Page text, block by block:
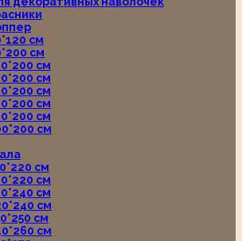
см
см
см
см
см
см
см
см
см
см
см
см
см
см